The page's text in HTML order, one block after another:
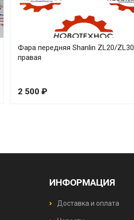
Фара передняя Shanlin ZL20/ZL30
правая
2 500 ₽
ИНФОРМАЦИЯ
Доставка и оплата